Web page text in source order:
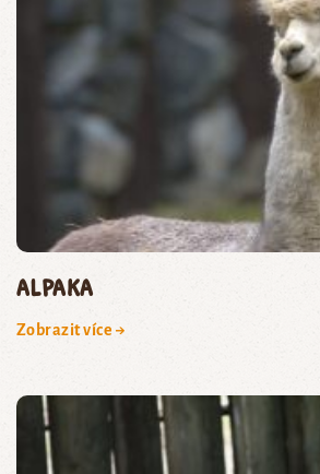
Alpaka
Zobrazit více →